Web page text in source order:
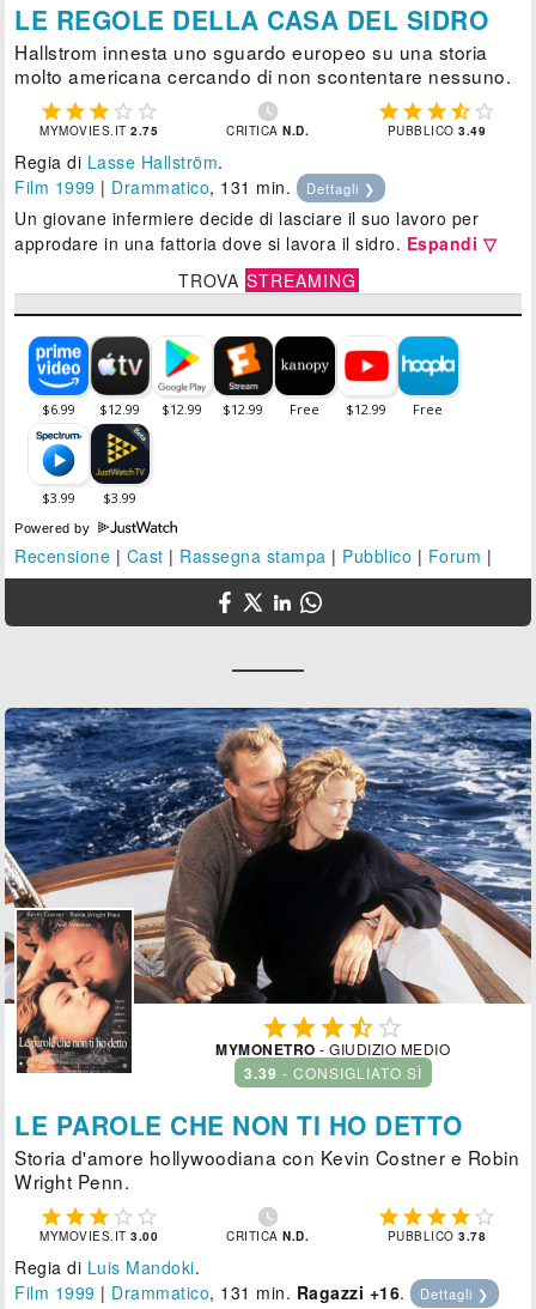
LE REGOLE DELLA CASA DEL SIDRO
Hallstrom innesta uno sguardo europeo su una storia
molto americana cercando di non scontentare nessuno.
    
MYMOVIES.IT2.75

CRITICAN.D.
    
PUBBLICO3.49
Regia di Lasse Hallström.
Film 1999 | Drammatico, 131 min. Dettagli ❯
Un giovane infermiere decide di lasciare il suo lavoro per
approdare in una fattoria dove si lavora il sidro. Espandi ▽
TROVA STREAMING
Powered by
Recensione | Cast | Rassegna stampa | Pubblico | Forum |
 
MYMONETRO - GIUDIZIO MEDIO
3.39 - CONSIGLIATO SÌ
LE PAROLE CHE NON TI HO DETTO
Storia d'amore hollywoodiana con Kevin Costner e Robin
Wright Penn.
    
MYMOVIES.IT3.00

CRITICAN.D.
    
PUBBLICO3.78
Regia di Luis Mandoki.
Film 1999 | Drammatico, 131 min. Ragazzi +16. Dettagli ❯